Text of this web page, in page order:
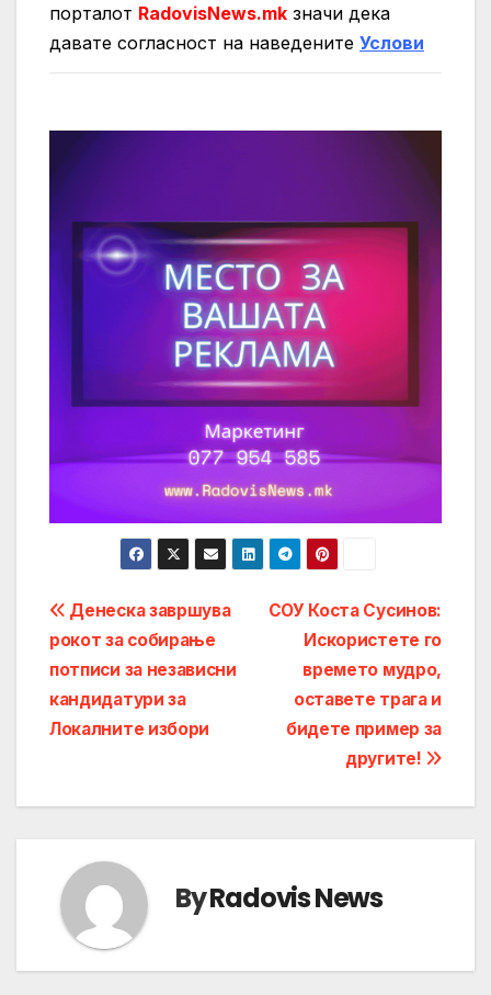
порталот RadovisNews.mk значи дека
давате согласност на нaведените Услови
Post
navigation
СОУ Коста Сусинов:
Искористете го
времето мудро,
оставете трага и
бидете пример за
другите!
Денеска завршува
рокот за собирање
потписи за независни
кандидатури за
Локалните избори
ByRadovis News